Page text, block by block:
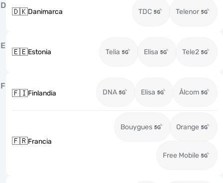
D
🇩🇰Danimarca TDC Telenor
E
🇪🇪Estonia Telia Elisa Tele2
F
🇫🇮Finlandia DNA Elisa Ålcom
🇫🇷Francia
Bouygues Orange
Free Mobile